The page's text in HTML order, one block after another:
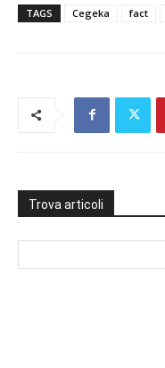
TAGS Cegeka fact
Trova articoli